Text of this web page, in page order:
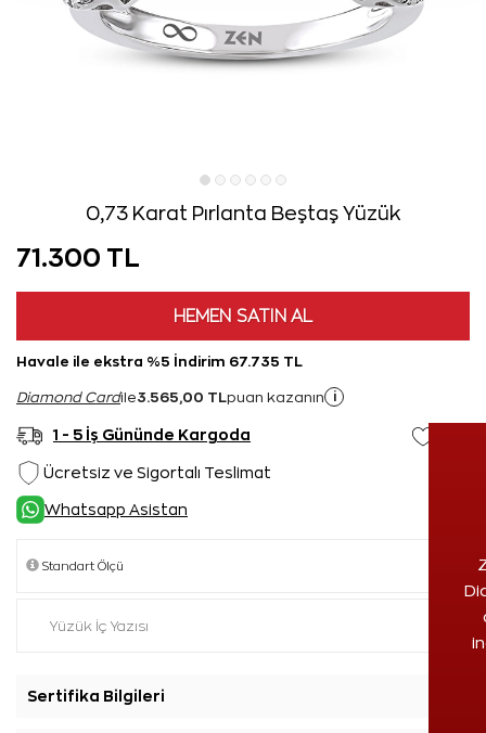
0,73 Karat Pırlanta Beştaş Yüzük
71.300 TL
HEMEN SATIN AL
Havale ile ekstra %5 İndirim 67.735 TL
Diamond Cardile3.565,00 TL puan kazanın i
1 - 5 İş Gününde Kargoda
Ücretsiz ve Sigortalı Teslimat
Whatsapp Asistan
Sertifika Bilgileri